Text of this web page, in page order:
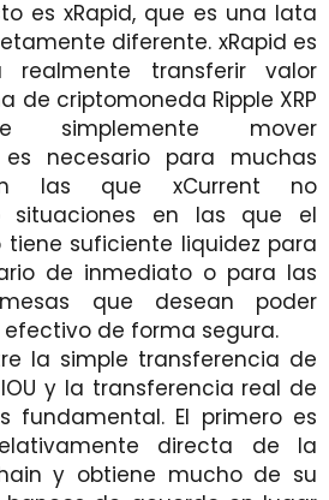
es xRapid, que es una lata
diferente. xRapid es
transferir valor
de criptomoneda Ripple XRP
mover
es necesario para muchas
las que xCurrent no
situaciones en las que el
suficiente liquidez para
de inmediato o para las
que desean poder
de forma segura.
la simple transferencia de
y la transferencia real de
fundamental. El primero es
directa de la
y obtiene mucho de su